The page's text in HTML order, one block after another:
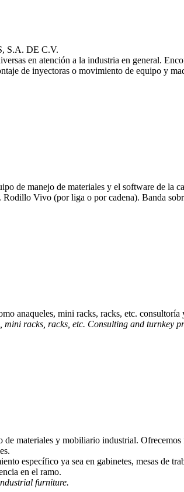
S.A. DE C.V.
en atención a la industria en general.
de inyectoras o movimiento de equipo y
de manejo de materiales y el software de
Vivo (por liga o por cadena). Banda
anaqueles, mini racks, racks, etc.
mini racks, racks, etc. Consulting and turnkey
de materiales y mobiliario industrial.
específico ya sea en gabinetes, mesas de
en el ramo.
furniture.